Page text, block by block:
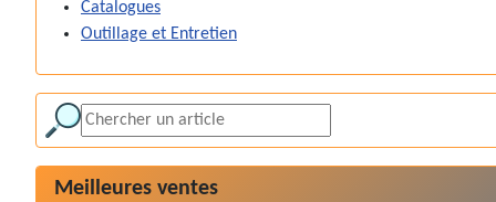
Catalogues
Outillage et Entretien
Meilleures ventes